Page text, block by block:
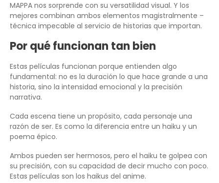
MAPPA nos sorprende con su versatilidad visual. Y los
mejores combinan ambos elementos magistralmente –
técnica impecable al servicio de historias que importan.
Por qué funcionan tan bien
Estas películas funcionan porque entienden algo
fundamental: no es la duración lo que hace grande a una
historia, sino la intensidad emocional y la precisión
narrativa.
Cada escena tiene un propósito, cada personaje una
razón de ser. Es como la diferencia entre un haiku y un
poema épico.
Ambos pueden ser hermosos, pero el haiku te golpea con
su precisión, con su capacidad de decir mucho con poco.
Estas películas son los haikus del anime.